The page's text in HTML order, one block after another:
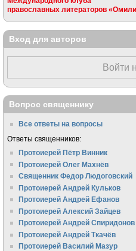
православных литераторов
Вход для авторов
Войти
Вопрос священнику
Все ответы на вопросы
Ответы священников:
Протоиерей Пётр Винник
Протоиерей Олег Махнёв
Священник Федор Людоговский
Протоиерей Андрей Кульков
Протоиерей Андрей Ефанов
Протоиерей Алексий Зайцев
Протоиерей Андрей Спиридонов
Протоиерей Андрей Ткачёв
Протоиерей Василий Мазур